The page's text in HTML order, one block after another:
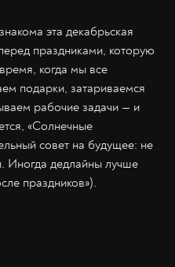
эта декабрьская
праздниками, которую
когда мы все
подарки, затариваемся
рабочие задачи — и
«Солнечные
совет на будущее: не
Иногда дедлайны лучше
праздников»).